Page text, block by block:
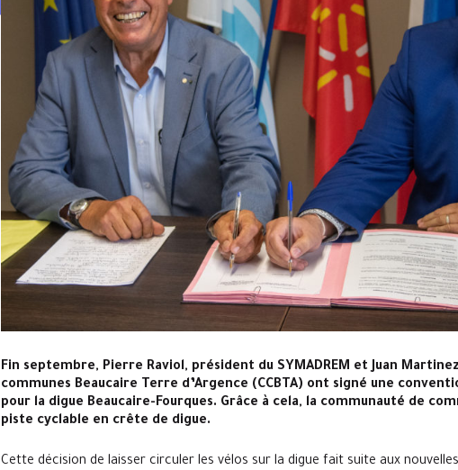
Fin septembre, Pierre Raviol, président du SYMADREM et Juan
communes Beaucaire Terre d’Argence (CCBTA) ont signé une
pour la digue Beaucaire-Fourques. Grâce à cela, la communauté de
piste cyclable en crête de digue.
Cette décision de laisser circuler les vélos sur la digue fait suite aux